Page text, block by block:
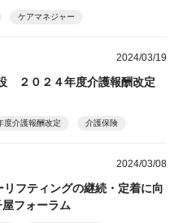
ケアマネジャー
2024/03/19
２０２４年度介護報酬改定
度介護報酬改定 介護保険
2024/03/08
リフティングの継続・定着に向
フォーラム